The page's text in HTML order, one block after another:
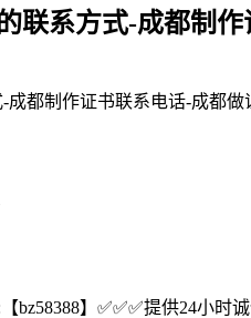
联系方式-成都制
成都制作证书联系电话-成都
bz58388】✅✅✅提供24小